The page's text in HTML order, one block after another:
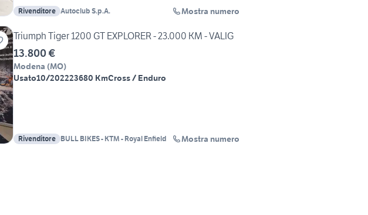
Rivenditore Autoclub S.p.A. Mostra numero
Triumph Tiger 1200 GT EXPLORER - 23.000 KM - VALIG
13.800 €
Modena (MO)
Usato10/202223680 KmCross / Enduro
Rivenditore BULL BIKES - KTM - Royal Enfield Mostra numero